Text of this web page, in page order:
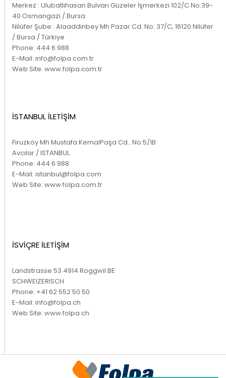
Merkez : Ulubatlıhasan Bulvarı Güzeler İşmerkezi 102/C No:39-
40 Osmangazi / Bursa
Nilüfer Şube : Alaaddinbey Mh Pazar Cd. No: 37/C, 16120 Nilüfer
/ Bursa / Türkiye
Phone: 444 6 988
E-Mail: info@folpa.com.tr
Web Site: www.folpa.com.tr
İSTANBUL İLETİŞİM
Firuzköy Mh Mustafa KemalPaşa Cd.. No:5/1B
Avcılar / ISTANBUL
Phone: 444 6 988
E-Mail: istanbul@folpa.com
Web Site: www.folpa.com.tr
İSVİÇRE İLETİŞİM
Landstrasse 53 4914 Roggwil BE
SCHWEIZERISCH
Phone: +41 62 552 50 50
E-Mail: info@folpa.ch
Web Site: www.folpa.ch